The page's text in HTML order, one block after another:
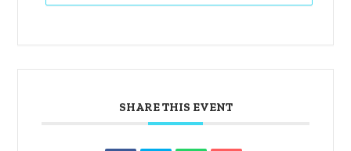
SHARE THIS EVENT